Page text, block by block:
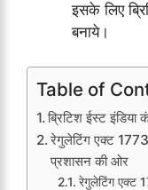
इसके लिए
बनाये।
Table of
ब्रिटिश ईस्ट इंडिया
रेगुलेटिंग एक्ट
प्रशासन की ओर
रेगुलेटिंग एक्ट